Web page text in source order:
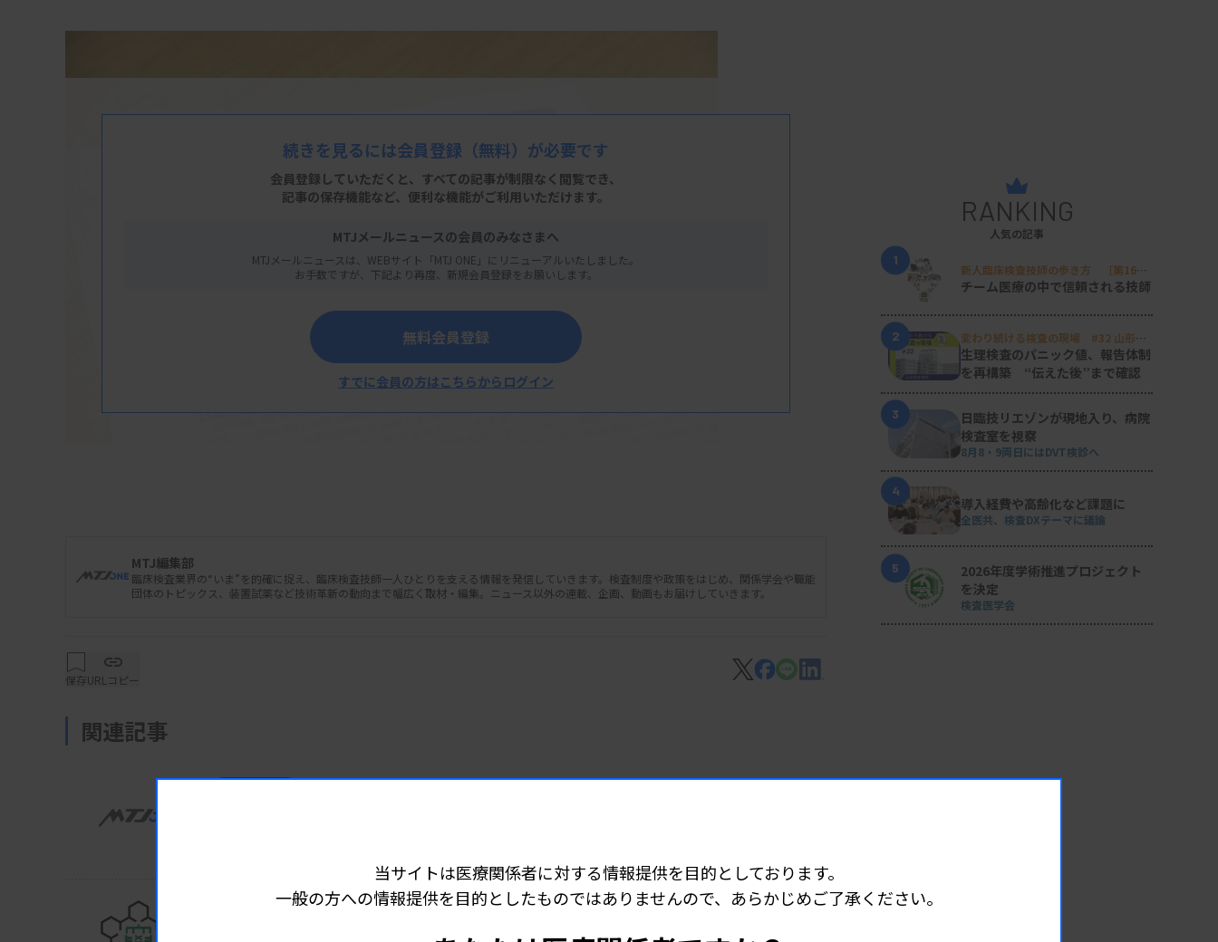
脳神経外科学の木下雅史講師らの研究グループは、膠芽腫患者で尿中のD-アスパラギン
（D-Asn）の濃度が健常者に比べて有意に低下していることを明らかにした。D-Asnが膠
研究グループは、悪性腫瘍が増殖する際、栄養素としてアミノ酸を利用することに着
目。膠芽腫患者の腫瘍組織について、アミノ酸をD-型とL-型に分離する解析法を使い、腫
瘍組織や尿中のD-Asn濃度を検討した。その結果、腫瘍組織のD-Asn濃度は非腫瘍細胞と
比べて有意に高い結果となった。
88％、特異度92％）。膠芽腫患者で腫瘍を摘出した場合、低下していたD-Asn濃度は健常
者と同程度まで上昇したことも確認できたという。また、マウスの脳内に膠芽腫を移植し
た場合、ヒトと同じように尿中D-Asn濃度が低下していた。
続きを見るには会員登録 （無料）が必要です
会員登録していただくと、すべての記事が制限なく閲覧でき、
記事の保存機能など、便利な機能がご利用いただけます。
MTJメールニュースの会員のみなさまへ
MTJメールニュースは、WEBサイト「MTJ ONE」にリニューアルいたしました。
お手数ですが、下記より再度、新規会員登録をお願いします。
無料会員登録
すでに会員の方はこちらからログイン
MTJ編集部
臨床検査業界の“いま”を的確に捉え、臨床検査技師一人ひとりを支える情報を発信していきます。検査制度や政策をはじめ、関係学会や職能
団体のトピックス、装置試薬など技術革新の動向まで幅広く取材・編集。ニュース以外の連載、企画、動画もお届けしていきます。
保存URLコピー
関連記事
RANKING
人気の記事
1
新人臨床検査技師の歩き方 ［第16
回］
チーム医療の中で信頼される技師
2
変わり続ける検査の現場 #32 山形済
生病院
生理検査のパニック値、報告体制
を再構築 “伝えた後”まで確認
3
日臨技リエゾンが現地入り、病院
検査室を視察
8月8・9両日にはDVT検診へ
4
導入経費や高齢化など課題に
全医共、検査DXテーマに議論
5
2026年度学術推進プロジェクト
を決定
検査医学会
当サイトは医療関係者に対する情報提供を目的としております。
一般の方への情報提供を目的としたものではありませんので、あらかじめご了承ください。